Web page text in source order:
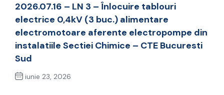
2026.07.16 – LN 3 – Înlocuire tablouri
electrice 0,4kV (3 buc.) alimentare
electromotoare aferente electropompe din
instalatiile Sectiei Chimice – CTE Bucuresti
Sud
iunie 23, 2026